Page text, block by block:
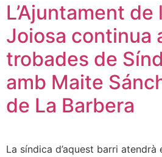
L’Ajuntament de
Joiosa continua
trobades de
amb Maite
de La Barbera
La síndica d’aquest barri